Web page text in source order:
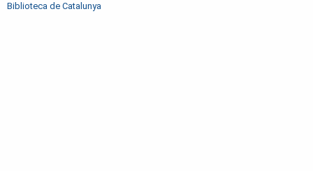
Biblioteca de Catalunya